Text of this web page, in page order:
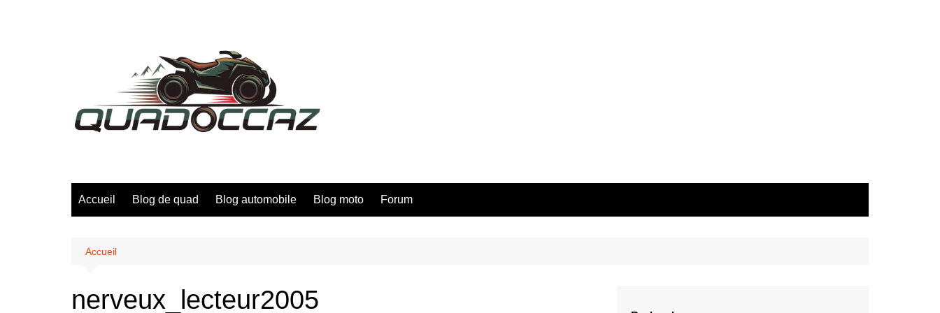
Accueil Blog de quad Blog automobile Blog moto Forum
Accueil
nerveux_lecteur2005